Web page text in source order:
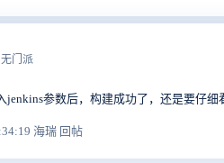
无门派
jenkins参数后，构建成功了，还是要仔细
海瑞 回帖